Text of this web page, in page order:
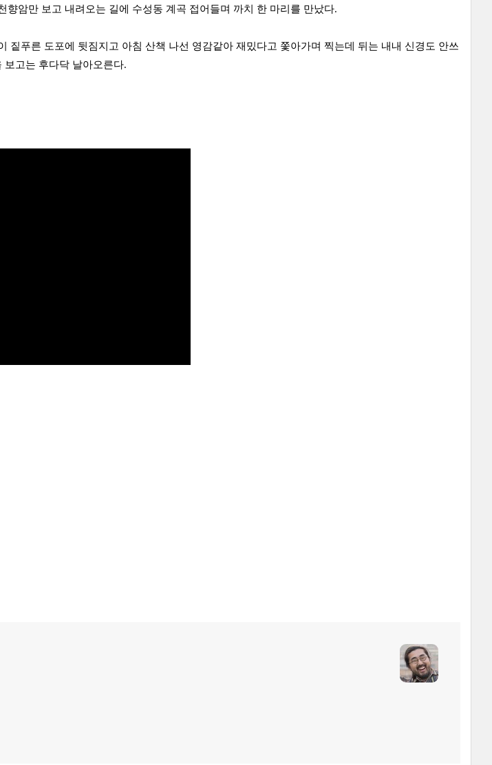
향암만 보고 내려오는 길에 수성동 계곡 접어들며 까치 한 마리를 만났다.
짙푸른 도포에 뒷짐지고 아침 산책 나선 영감같아 재밌다고 쫓아가며 찍는데 뒤는 내내 신경도 안쓰
보고는 후다닥 날아오른다.